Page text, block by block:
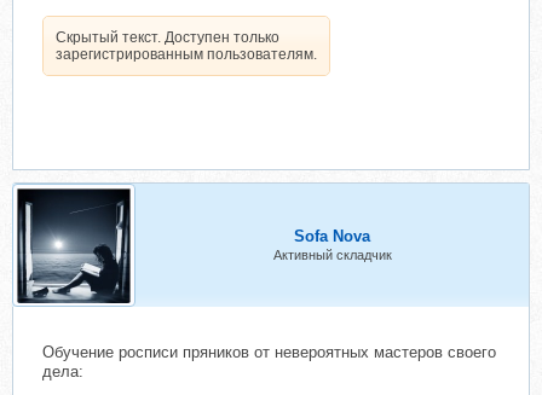
Скрытый текст. Доступен только
зарегистрированным пользователям.
Sofa Nova
Активный складчик
Обучение росписи пряников от невероятных мастеров своего
дела: